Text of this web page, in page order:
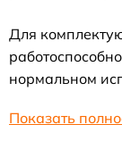
Для
нормальном
Показать